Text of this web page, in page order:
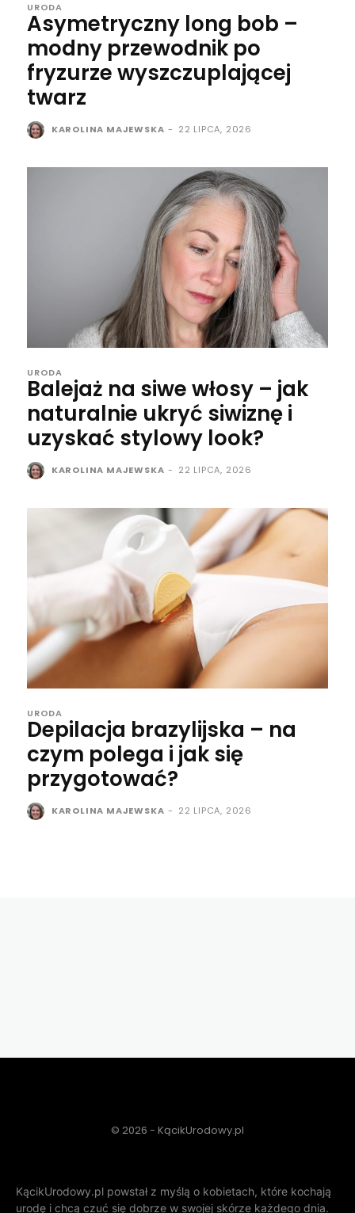
URODA
Asymetryczny long bob –
modny przewodnik po
fryzurze wyszczuplającej
twarz
KAROLINA MAJEWSKA - 22 LIPCA, 2026
URODA
Balejaż na siwe włosy – jak
naturalnie ukryć siwiznę i
uzyskać stylowy look?
KAROLINA MAJEWSKA - 22 LIPCA, 2026
URODA
Depilacja brazylijska – na
czym polega i jak się
przygotować?
KAROLINA MAJEWSKA - 22 LIPCA, 2026
© 2026 - KącikUrodowy.pl
KącikUrodowy.pl powstał z myślą o kobietach, które kochają
urodę i chcą czuć się dobrze w swojej skórze każdego dnia.